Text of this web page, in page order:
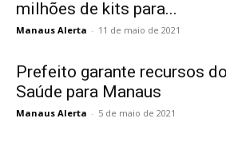
milhões de kits para...
Manaus Alerta - 11 de maio de 2021
Prefeito garante recursos
Saúde para Manaus
Manaus Alerta - 5 de maio de 2021